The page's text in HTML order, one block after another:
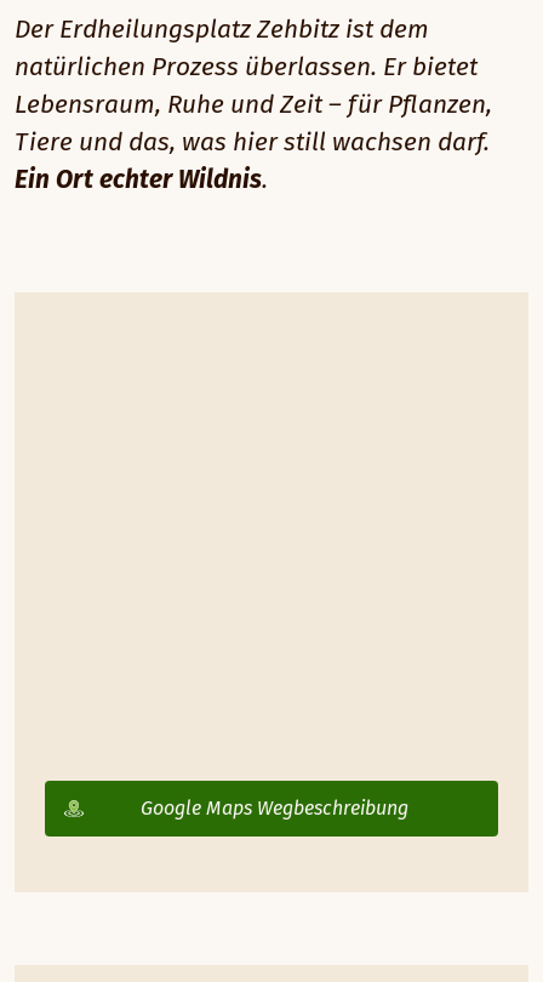
Der Erdheilungsplatz Zehbitz ist dem
natürlichen Prozess überlassen. Er bietet
Lebensraum, Ruhe und Zeit – für Pflanzen,
Tiere und das, was hier still wachsen darf.
Ein Ort echter Wildnis.
Google Maps Wegbeschreibung